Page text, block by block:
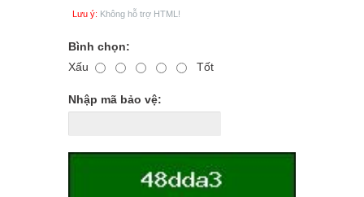
Lưu ý: Không hỗ trợ HTML!
Bình chọn:
Xấu
Tốt
Nhập mã bảo vệ: